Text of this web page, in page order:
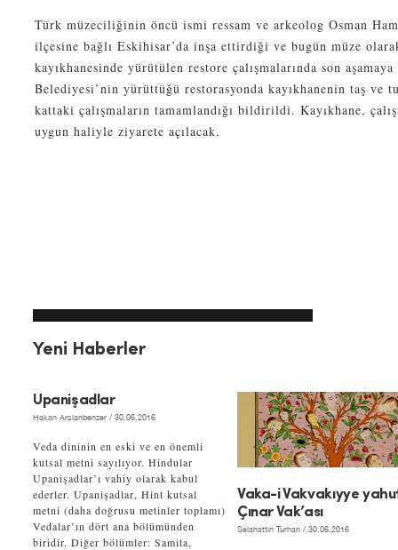
Türk müzeciliğinin öncü ismi ressam ve arkeolog Osman
ilçesine bağlı Eskihisar’da inşa ettirdiği ve bugün müze
kayıkhanesinde yürütülen restore çalışmalarında son
Belediyesi’nin yürüttüğü restorasyonda kayıkhanenin taş ve
kattaki çalışmaların tamamlandığı bildirildi. Kayıkhane,
uygun haliyle ziyarete açılacak.
Yeni Haberler
Upanişadlar
Hakan Arslanbenzer / 30.06.2016
Veda dininin en eski ve en önemli
kutsal metni sayılıyor. Hindular
Upanişadlar’ı vahiy olarak kabul
ederler. Upanişadlar, Hint kutsal
metni (daha doğrusu metinler toplamı)
Vedalar’ın dört ana bölümünden
biridir. Diğer bölümler: Samita,
Vaka-i Vakvakıyye
Çınar Vak’ası
Selahattin Turhan / 30.06.2016